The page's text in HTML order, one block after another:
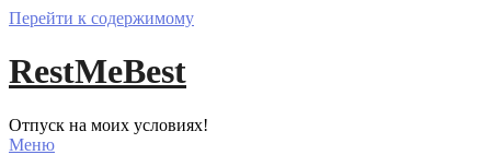
Перейти к содержимому
RestMeBest
Отпуск на моих условиях!
Меню